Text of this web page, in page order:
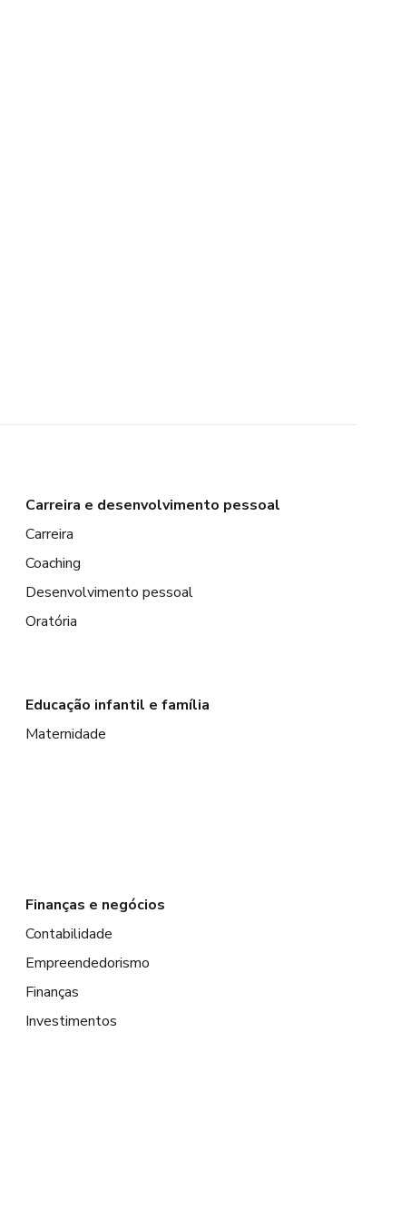
Carreira e desenvolvimento pessoal
Carreira
Coaching
Desenvolvimento pessoal
Oratória
Educação infantil e família
Maternidade
Finanças e negócios
Contabilidade
Empreendedorismo
Finanças
Investimentos